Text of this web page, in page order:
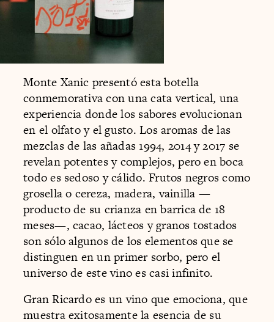
Monte Xanic presentó esta botella
conmemorativa con una cata vertical, una
experiencia donde los sabores evolucionan
en el olfato y el gusto. Los aromas de las
mezclas de las añadas 1994, 2014 y 2017 se
revelan potentes y complejos, pero en boca
todo es sedoso y cálido. Frutos negros como
grosella o cereza, madera, vainilla —
producto de su crianza en barrica de 18
meses—, cacao, lácteos y granos tostados
son sólo algunos de los elementos que se
distinguen en un primer sorbo, pero el
universo de este vino es casi infinito.
Gran Ricardo es un vino que emociona, que
muestra exitosamente la esencia de su